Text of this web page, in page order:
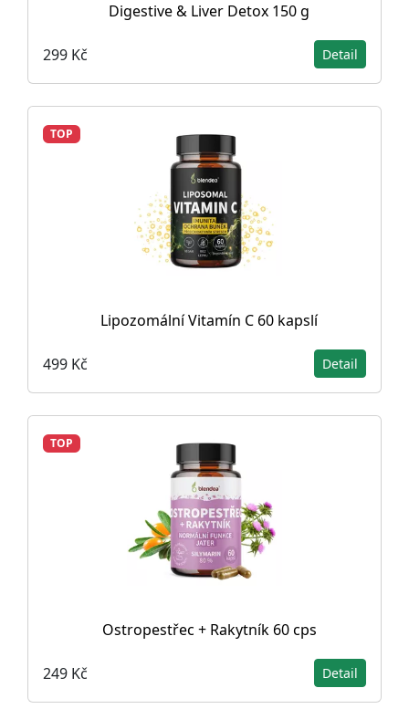
Digestive & Liver Detox 150 g
299 Kč Detail
TOP
Lipozomální Vitamín C 60 kapslí
499 Kč Detail
TOP
Ostropestřec + Rakytník 60 cps
249 Kč Detail